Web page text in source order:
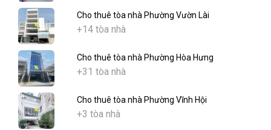
Cho thuê tòa nhà Phường Vườn Lài
+14 tòa nhà
Cho thuê tòa nhà Phường Hòa Hưng
+31 tòa nhà
Cho thuê tòa nhà Phường Vĩnh Hội
+3 tòa nhà